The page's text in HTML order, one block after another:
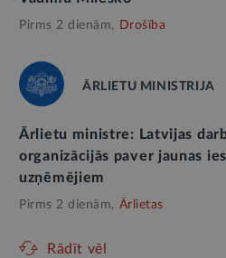
Pirms 2 dienām, Drošība
ĀRLIETU MINISTRIJA
Ārlietu ministre: Latvijas
organizācijās paver jaunas
uzņēmējiem
Pirms 2 dienām, Ārlietas
Rādīt vēl